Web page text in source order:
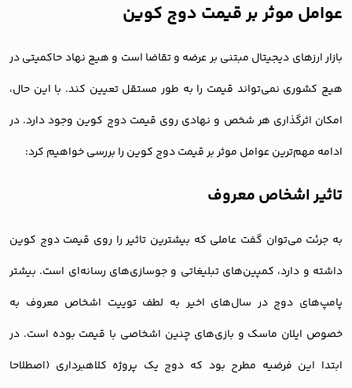
عوامل موثر بر قیمت دوج کوین
بازار ارزهای دیجیتال مبتنی بر عرضه و تقاضا است و هیچ نهاد حاکمیتی در
هیچ کشوری نمی‌تواند قیمت را به طور مستقل تعیین کند. با این حال،
امکان اثرگذاری هر شخص و نهادی روی قیمت دوج کوین وجود دارد. در
ادامه مهم‌ترین عوامل موثر بر قیمت دوج کوین را بررسی خواهیم کرد:
تاثیر اشخاص معروف
به جرئت می‌توان گفت عاملی که بیشترین تاثیر را روی قیمت دوج کوین
داشته و دارد، کمپین‌های تبلیغاتی و جوسازی‌های رسانه‌ای است. بیشتر
پامپ‌های دوج در سال‌های اخیر به لطف توییت اشخاص معروف به
خصوص ایلان ماسک و بازی‌های چنین اشخاصی با قیمت بوده است. در
ابتدا این فرضیه مطرح بود که دوج یک پروژه کلاهبرداری (اصطلاحا